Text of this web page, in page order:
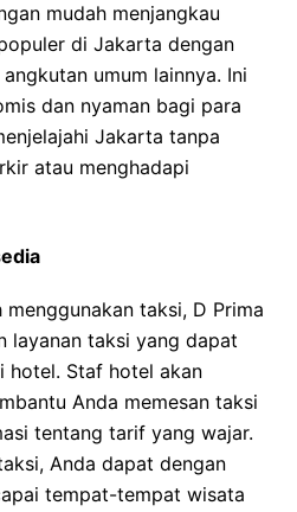
mudah menjangkau
di Jakarta dengan
umum lainnya. Ini
dan nyaman bagi para
Jakarta tanpa
atau menghadapi
taksi, D Prima
layanan taksi yang dapat
hotel. Staf hotel akan
Anda memesan taksi
tentang tarif yang wajar.
Anda dapat dengan
tempat-tempat wisata